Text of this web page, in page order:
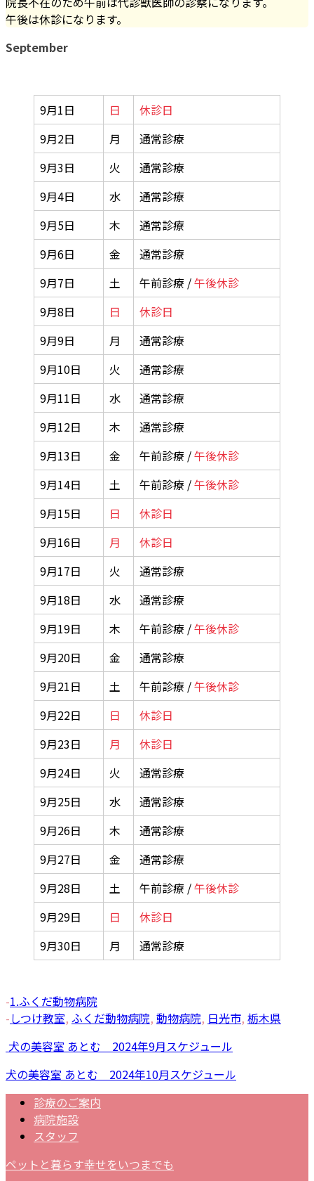
午後は休診になります。
September
9月1日 日
休診日
9月2日
月
通常診療
9月3日
火
通常診療
9月4日
水
通常診療
9月5日
木
通常診療
9月6日
金
通常診療
9月7日
土 午前診療 /午後休診
9月8日
日
休診日
9月9日
月
通常診療
9月10日
火
通常診療
9月11日
水
通常診療
9月12日
木
通常診療
9月13日
金 午前診療 /午後休診
9月14日
土 午前診療 /午後休診
9月15日
日
休診日
9月16日
月
休診日
9月17日
火
通常診療
9月18日
水
通常診療
9月19日
木 午前診療 /午後休診
9月20日
金
通常診療
9月21日
土 午前診療 /午後休診
9月22日
日
休診日
9月23日
月
休診日
9月24日
火
通常診療
9月25日
水
通常診療
9月26日
木
通常診療
9月27日
金
通常診療
9月28日
土 午前診療 /午後休診
9月29日
日
休診日
9月30日
月 通常診療
-1.ふくだ動物病院
-しつけ教室, ふくだ動物病院, 動物病院, 日光市, 栃木県
犬の美容室 あとむ 2024年9月スケジュール
犬の美容室 あとむ 2024年10月スケジュール
診療のご案内
病院施設
スタッフ
ペットと暮らす幸せをいつまでも